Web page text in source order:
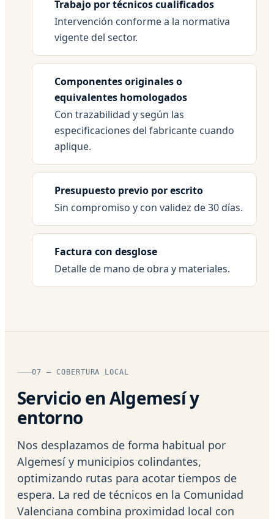
Trabajo por técnicos cualificados
Intervención conforme a la normativa
vigente del sector.
Componentes originales o
equivalentes homologados
Con trazabilidad y según las
especificaciones del fabricante cuando
aplique.
Presupuesto previo por escrito
Sin compromiso y con validez de 30 días.
Factura con desglose
Detalle de mano de obra y materiales.
07 — COBERTURA LOCAL
Servicio en Algemesí y
entorno
Nos desplazamos de forma habitual por
Algemesí y municipios colindantes,
optimizando rutas para acotar tiempos de
espera. La red de técnicos en la Comunidad
Valenciana combina proximidad local con